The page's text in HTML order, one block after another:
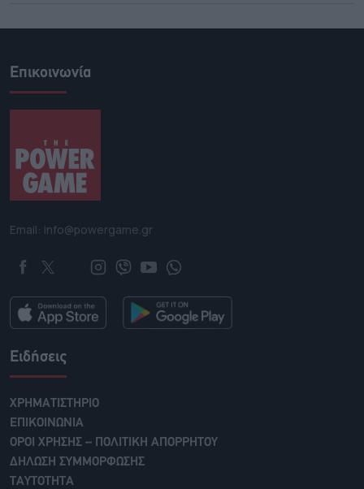
Επικοινωνία
Email: info@powergame.gr
Ειδήσεις
ΧΡΗΜΑΤΙΣΤΗΡΙΟ
ΕΠΙΚΟΙΝΩΝΙΑ
ΟΡΟΙ ΧΡΗΣΗΣ – ΠΟΛΙΤΙΚΗ ΑΠΟΡΡΗΤΟΥ
ΔΗΛΩΣΗ ΣΥΜΜΟΡΦΩΣΗΣ
ΤΑΥΤΟΤΗΤΑ